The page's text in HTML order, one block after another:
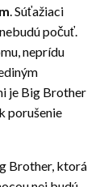
. Súťažiaci
počuť.
neprídu
je Big Brother
porušenie
Brother, ktorá